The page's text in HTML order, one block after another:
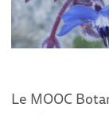
Le MOOC